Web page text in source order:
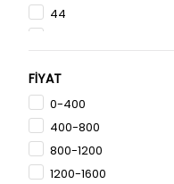
44
46
FİYAT
0-400
400-800
800-1200
1200-1600